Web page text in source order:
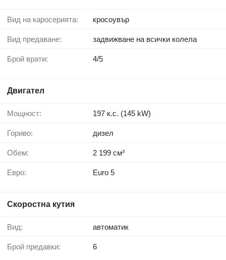
Вид на каросерията: кросоувър
Вид предаване: задвижване на всички колела
Брой врати: 4/5
Двигател
Мощност: 197 к.с. (145 kW)
Гориво: дизел
Обем: 2 199 см³
Евро: Euro 5
Скоростна кутия
Вид: автоматик
Брой предавки: 6